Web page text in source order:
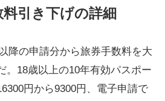
引き下げの詳細
降の申請分から旅券手数料を大
。18歳以上の10年有効パスポー
円から9300円、電子申請で